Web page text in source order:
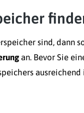
sind, dann
an. Bevor Sie
ausreichend